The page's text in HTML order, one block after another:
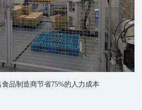
品制造商节省75%的人力成本